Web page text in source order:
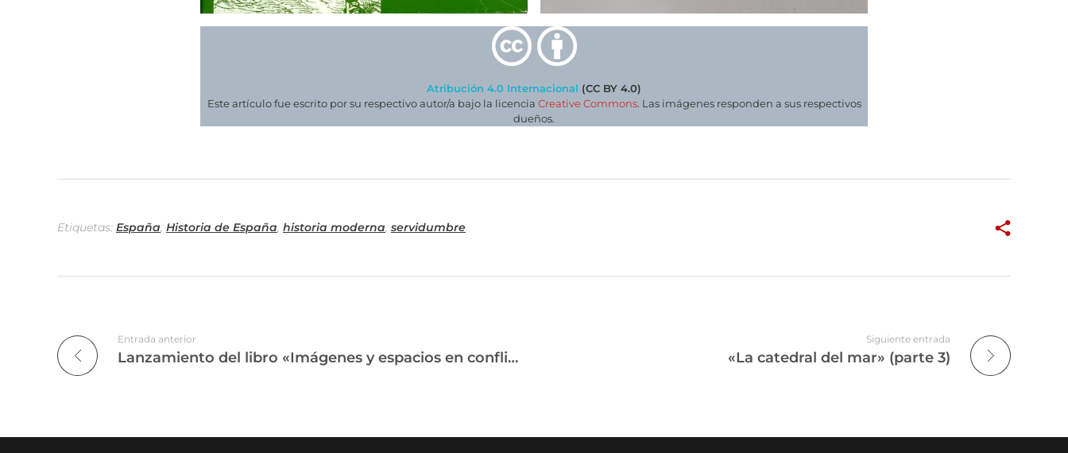
Atribución 4.0 Internacional (CC BY 4.0)
Este artículo fue escrito por su respectivo autor/a bajo la licencia Creative Commons. Las imágenes responden a sus respectivos
dueños.
Etiquetas: España, Historia de España, historia moderna, servidumbre
Entrada anterior
Lanzamiento del libro «Imágenes y espacios en conflicto: Las Germanías de Valencia y otras revueltas en la Europa del Renacimiento»
Siguiente entrada
«La catedral del mar» (parte 3)